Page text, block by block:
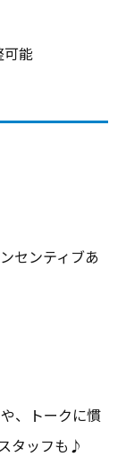
可能
センティブあ
、トークに慣
タッフも♪